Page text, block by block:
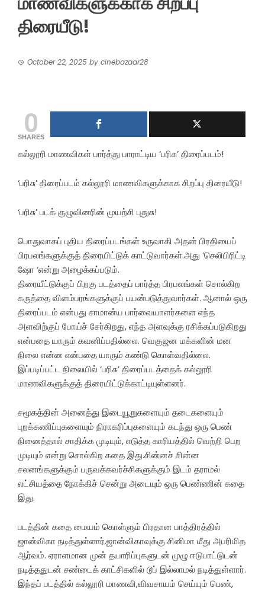
திரையீடு!
October 22, 2025 by cinebazaar28
0
SHARES
கல்லூரி மாணவிகள் பார்த்து பாராட்டிய ‘பரிசு’ திரைப்படம்!
‘பரிசு’ திரைப்படம் கல்லூரி மாணவிகளுக்காக சிறப்பு திரையீடு!
‘பரிசு’ படக் குழுவினரின் முயற்சி புதுசு!
பொதுவாகப் புதிய திரைப்படங்கள் உருவாகி அதன் பிரதியைப்
பிரபலங்களுக்குத் திரையிட்டுக் காட்டுவார்கள்.அது ‘செலிபிரிட்டி
ஷோ ‘என்று அழைக்கப்படும்.
திரையீட்டுக்குப் பிறகு படத்தைப் பார்த்த பிரபலங்கள் சொல்கிற
கருத்தை விளம்பரங்களுக்குப் பயன்படுத்துவார்கள். ஆனால் ஒரு
திரைப்படம் என்பது சாமான்ய பார்வையாளர்களை எந்த
அளவிற்குப் போய்ச் சேர்கிறது, எந்த அளவுக்கு ரசிக்கப்படுகிறது
என்பதை யாரும் கவனிப்பதில்லை. வெகுஜன மக்களின் மன
நிலை என்ன என்பதை யாரும் கண்டு கொள்வதில்லை.
இப்படிப்பட்ட நிலையில் ‘பரிசு’ திரைப்படத்தைக் கல்லூரி
மாணவிகளுக்குத் திரையிட்டுக்காட்டியுள்ளனர்.
சமூகத்தின் அனைத்து இடையூறுகளையும் தடைகளையும்
புறக்கணிப்புகளையும் நிராகரிப்புகளையும் கடந்து ஒரு பெண்
நினைத்தால் சாதிக்க முடியும், எடுத்த காரியத்தில் வெற்றி பெற
முடியும் என்று சொல்கிற கதை இது.சின்னச் சின்ன
சலனங்களுக்கும் பருவக்கவர்ச்சிகளுக்கும் இடம் தராமல்
லட்சியத்தை நோக்கிச் சென்று அடையும் ஒரு பெண்ணின் கதை
இது.
படத்தின் கதை மையம் கொள்ளும் பிரதான பாத்திரத்தில்
ஜான்விகா நடித்துள்ளார்.ஜான்விகாவுக்கு சினிமா மீது அபரிமித
ஆர்வம். ஏராளமான முன் தயாரிப்புகளுடன் முழு ஈடுபாட்டுடன்
நடித்ததுடன் சண்டைக் காட்சிகளில் டூப் இல்லாமல் நடித்துள்ளார்.
இந்தப் படத்தில் கல்லூரி மாணவி,விவசாயம் செய்யும் பெண்,